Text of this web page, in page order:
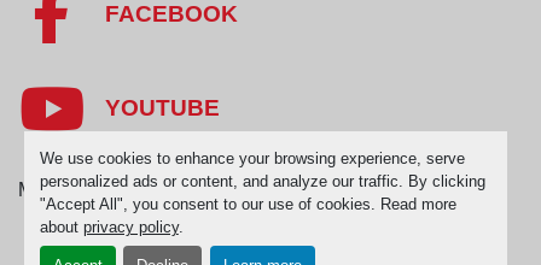
We use cookies to enhance your browsing experience, serve
personalized ads or content, and analyze our traffic. By clicking
"Accept All", you consent to our use of cookies. Read more
about privacy policy.
FACEBOOK
YOUTUBE
Manage Cookies